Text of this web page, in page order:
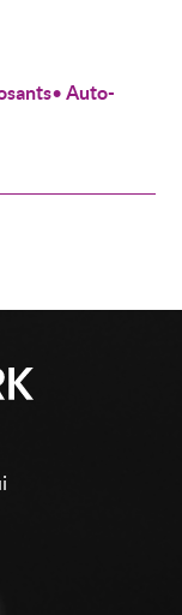
•Auto-